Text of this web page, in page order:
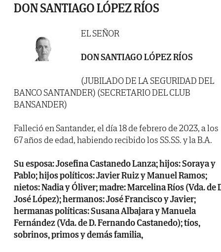
DON SANTIAGO LÓPEZ RÍOS
EL SEÑOR
DON SANTIAGO LÓPEZ RÍOS
(JUBILADO DE LA SEGURIDAD DEL
BANCO SANTANDER) (SECRETARIO DEL CLUB
BANSANDER)
Falleció en Santander, el día 18 de febrero de 2023, a los
67 años de edad, habiendo recibido los SS.SS. y la B.A.
Su esposa: Josefina Castanedo Lanza; hijos: Soraya y
Pablo; hijos políticos: Javier Ruiz y Manuel Ramos;
nietos: Nadia y Óliver; madre: Marcelina Ríos (Vda. de
José López); hermanos: José Francisco y Javier;
hermanas políticas: Susana Albajara y Manuela
Fernández (Vda. de D. Fernando Castanedo); tíos,
sobrinos, primos y demás familia,